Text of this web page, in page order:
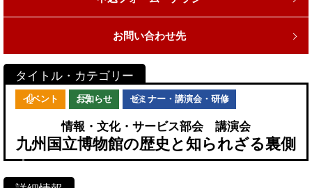
お問い合わせ先
イベント お知らせ セミナー・講演会・研修
情報・文化・サービス部会 講演会
九州国立博物館の歴史と知られざる裏側